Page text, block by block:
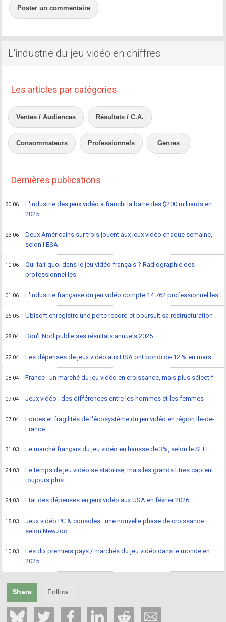
Poster un commentaire
L'industrie du jeu vidéo en chiffres
Les articles par catégories
Ventes / Audiences Résultats / C.A.
Consommateurs Professionnels Genres
Dernières publications
30.06
L'industrie des jeux vidéo a franchi la barre des $200 milliards en
2025
23.06
Deux Américains sur trois jouent aux jeux vidéo chaque semaine,
selon l'ESA
10.06
Qui fait quoi dans le jeu vidéo français ? Radiographie des
professionnel·les
01.06 L'industrie française du jeu vidéo compte 14 762 professionnel·les
26.05 Ubisoft enregistre une perte record et poursuit sa restructuration
28.04 Don't Nod publie ses résultats annuels 2025
22.04 Les dépenses de jeux vidéo aux USA ont bondi de 12 % en mars
08.04 France : un marché du jeu vidéo en croissance, mais plus sélectif
07.04 Jeux vidéo : des différences entre les hommes et les femmes
07.04
Forces et fragilités de l'écosystème du jeu vidéo en région Ile-de-
France
31.03 Le marché français du jeu vidéo en hausse de 3%, selon le SELL
24.03
Le temps de jeu vidéo se stabilise, mais les grands titres captent
toujours plus
24.03 Etat des dépenses en jeux vidéo aux USA en février 2026
15.03
Jeux vidéo PC & consoles : une nouvelle phase de croissance
selon Newzoo
10.03
Les dix premiers pays / marchés du jeu vidéo dans le monde en
2025
Share Follow